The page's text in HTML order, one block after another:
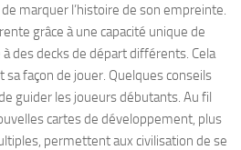
marquer l’histoire de son empreinte.
grâce à une capacité unique de
des decks de départ différents. Cela
façon de jouer. Quelques conseils
guider les joueurs débutants. Au fil
cartes de développement, plus
permettent aux civilisation de se